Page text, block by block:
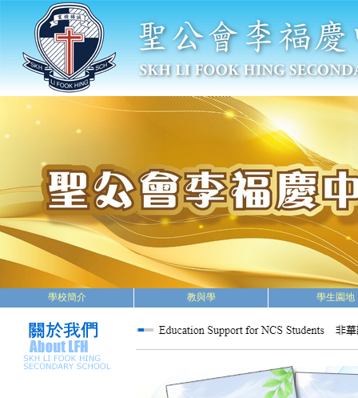
學校簡介 教與學 學生園地